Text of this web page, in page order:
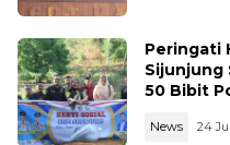
Peringati
Sijunjung
50 Bibit
News 24